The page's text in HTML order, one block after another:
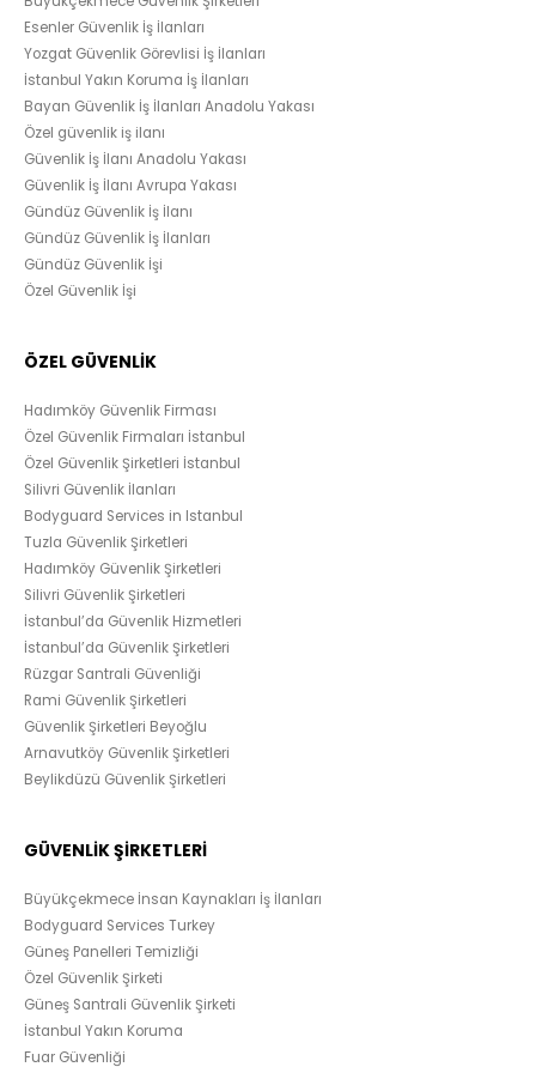
Esenler Güvenlik İş İlanları
Yozgat Güvenlik Görevlisi İş İlanları
İstanbul Yakın Koruma İş İlanları
Bayan Güvenlik İş İlanları Anadolu Yakası
Özel güvenlik iş ilanı
Güvenlik İş İlanı Anadolu Yakası
Güvenlik İş İlanı Avrupa Yakası
Gündüz Güvenlik İş İlanı
Gündüz Güvenlik İş İlanları
Gündüz Güvenlik İşi
Özel Güvenlik İşi
ÖZEL GÜVENLİK
Hadımköy Güvenlik Firması
Özel Güvenlik Firmaları İstanbul
Özel Güvenlik Şirketleri İstanbul
Silivri Güvenlik İlanları
Bodyguard Services in Istanbul
Tuzla Güvenlik Şirketleri
Hadımköy Güvenlik Şirketleri
Silivri Güvenlik Şirketleri
İstanbul’da Güvenlik Hizmetleri
İstanbul’da Güvenlik Şirketleri
Rüzgar Santrali Güvenliği
Rami Güvenlik Şirketleri
Güvenlik Şirketleri Beyoğlu
Arnavutköy Güvenlik Şirketleri
Beylikdüzü Güvenlik Şirketleri
GÜVENLİK ŞİRKETLERİ
Büyükçekmece İnsan Kaynakları İş İlanları
Bodyguard Services Turkey
Güneş Panelleri Temizliği
Özel Güvenlik Şirketi
Güneş Santrali Güvenlik Şirketi
İstanbul Yakın Koruma
Fuar Güvenliği